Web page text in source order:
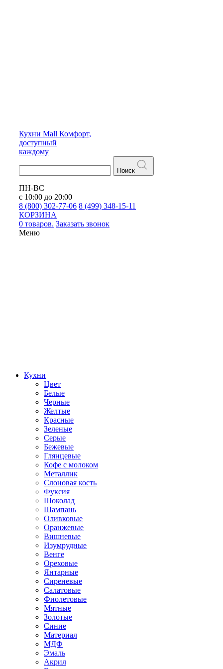
Кухни Mall Комфорт,
доступный
каждому
Поиск
ПН-ВС
с 10:00 до 20:00
8 (800) 302-77-06 8 (499) 348-15-11
КОРЗИНА
0 товаров. Заказать звонок
Меню
Кухни
Цвет
Белые
Черные
Желтые
Красные
Зеленые
Серые
Бежевые
Глянцевые
Кофе с молоком
Металлик
Слоновая кость
Фуксия
Шоколад
Шампань
Оливковые
Оранжевые
Вишневые
Изумрудные
Венге
Ореховые
Янтарные
Сиреневые
Салатовые
Фиолетовые
Мятные
Золотые
Синие
Материал
МДФ
Эмаль
Акрил